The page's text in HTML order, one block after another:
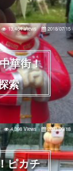
華街！
索
13,464 Views 2018/07/15
ピカチ
4,398 Views 2021/09/18